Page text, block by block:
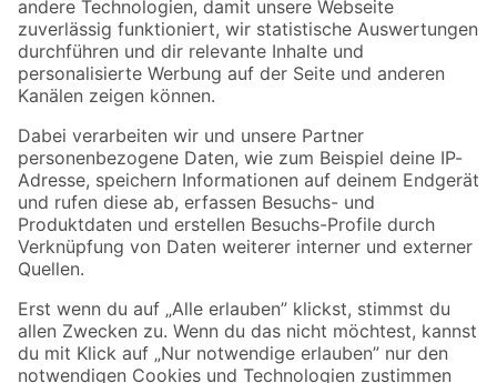
Zur Newsletter Anmeldung
Folge uns
Zahlungsarten Versandarten
Sicher einkaufen
Jetzt die toom-App herunterladen